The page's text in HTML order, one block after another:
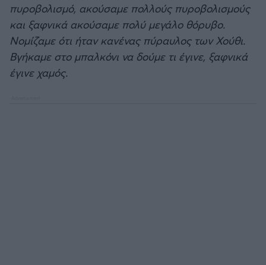
Τσέλσι
πυροβολισμό, ακούσαμε πολλούς πυροβολισμούς
και ξαφνικά ακούσαμε πολύ μεγάλο θόρυβο.
Νομίζαμε ότι ήταν κανένας πύραυλος των Χούθι.
Βγήκαμε στο μπαλκόνι να δούμε τι έγινε, ξαφνικά
έγινε χαμός.